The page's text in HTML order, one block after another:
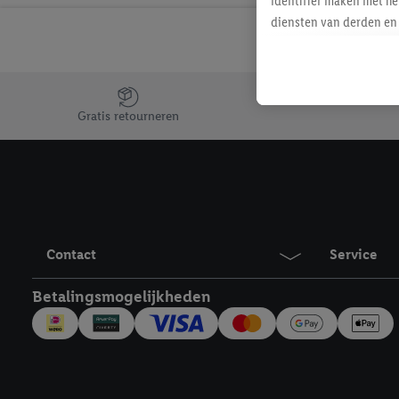
Jouw voordelen bij ons als Lidl webshop klant
Gratis retourneren
Contact Service
Betalingsmogelijkheden
diensten van derden
Als je hiervoor
eerder interesse hebt
maar het niet te
mailadres en met
Onder "Aanpassen"
Door te klikken op
technieken worden
inclusief over de
trekken, vind je in onze
over de cookies die